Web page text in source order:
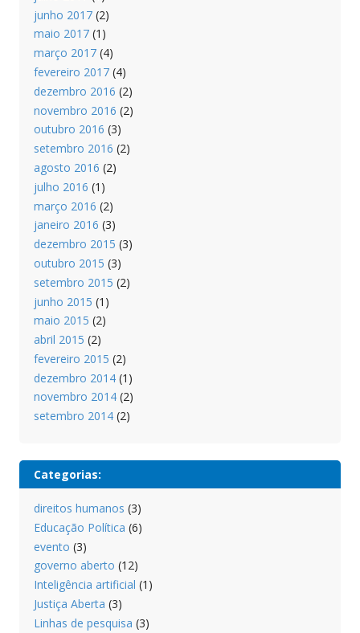
junho 2017(2)
maio 2017(1)
março 2017(4)
fevereiro 2017(4)
dezembro 2016 (2)
novembro 2016 (2)
outubro 2016 (3)
setembro 2016 (2)
agosto 2016 (2)
julho 2016 (1)
março 2016 (2)
janeiro 2016 (3)
dezembro 2015 (3)
outubro 2015 (3)
setembro 2015 (2)
junho 2015 (1)
maio 2015 (2)
abril 2015 (2)
fevereiro 2015 (2)
dezembro 2014(1)
novembro 2014(2)
setembro 2014(2)
Categorias:
direitos humanos (3)
Educação Política (6)
evento (3)
governo aberto (12)
Inteligência artificial (1)
Justiça Aberta (3)
Linhas de pesquisa (3)